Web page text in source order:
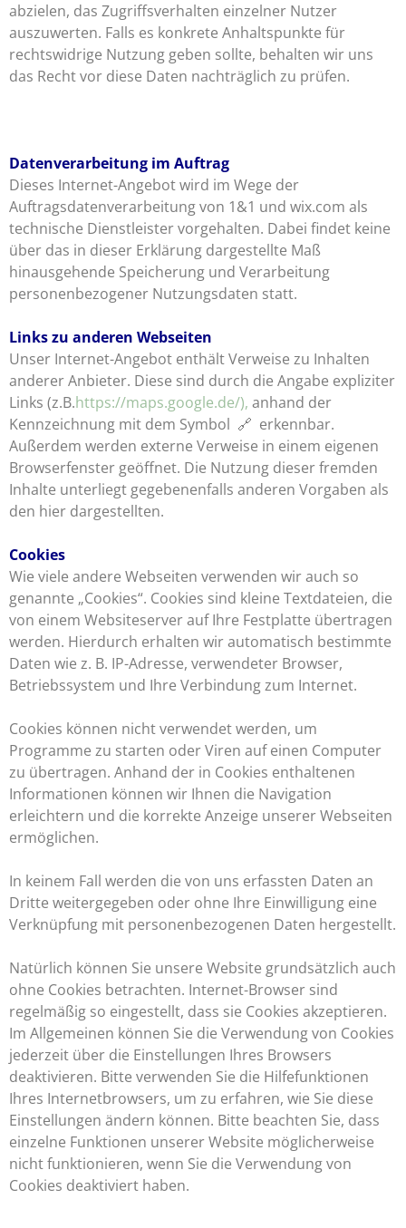
abzielen, das Zugriffsverhalten einzelner Nutzer
auszuwerten. Falls es konkrete Anhaltspunkte für
rechtswidrige Nutzung geben sollte, behalten wir uns
das Recht vor diese Daten nachträglich zu prüfen.
Datenverarbeitung im Auftrag
Dieses Internet-Angebot wird im Wege der
Auftragsdatenverarbeitung von 1&1 und wix.com als
technische Dienstleister vorgehalten. Dabei findet keine
über das in dieser Erklärung dargestellte Maß
hinausgehende Speicherung und Verarbeitung
personenbezogener Nutzungsdaten statt.
Links zu anderen Webseiten
Unser Internet-Angebot enthält Verweise zu Inhalten
anderer Anbieter. Diese sind durch die Angabe expliziter
Links (z.B.https://maps.google.de/), anhand der
Kennzeichnung mit dem Symbol 🔗 erkennbar.
Außerdem werden externe Verweise in einem eigenen
Browserfenster geöffnet. Die Nutzung dieser fremden
Inhalte unterliegt gegebenenfalls anderen Vorgaben als
den hier dargestellten.
Cookies
Wie viele andere Webseiten verwenden wir auch so
genannte „Cookies“. Cookies sind kleine Textdateien, die
von einem Websiteserver auf Ihre Festplatte übertragen
werden. Hierdurch erhalten wir automatisch bestimmte
Daten wie z. B. IP-Adresse, verwendeter Browser,
Betriebssystem und Ihre Verbindung zum Internet.
Cookies können nicht verwendet werden, um
Programme zu starten oder Viren auf einen Computer
zu übertragen. Anhand der in Cookies enthaltenen
Informationen können wir Ihnen die Navigation
erleichtern und die korrekte Anzeige unserer Webseiten
ermöglichen.
In keinem Fall werden die von uns erfassten Daten an
Dritte weitergegeben oder ohne Ihre Einwilligung eine
Verknüpfung mit personenbezogenen Daten hergestellt.
Natürlich können Sie unsere Website grundsätzlich auch
ohne Cookies betrachten. Internet-Browser sind
regelmäßig so eingestellt, dass sie Cookies akzeptieren.
Im Allgemeinen können Sie die Verwendung von Cookies
jederzeit über die Einstellungen Ihres Browsers
deaktivieren. Bitte verwenden Sie die Hilfefunktionen
Ihres Internetbrowsers, um zu erfahren, wie Sie diese
Einstellungen ändern können. Bitte beachten Sie, dass
einzelne Funktionen unserer Website möglicherweise
nicht funktionieren, wenn Sie die Verwendung von
Cookies deaktiviert haben.